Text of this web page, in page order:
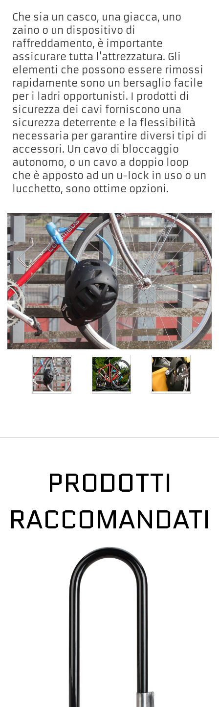
Che sia un casco, una giacca, uno
zaino o un dispositivo di
raffreddamento, è importante
assicurare tutta l'attrezzatura. Gli
elementi che possono essere rimossi
rapidamente sono un bersaglio facile
per i ladri opportunisti. I prodotti di
sicurezza dei cavi forniscono una
sicurezza deterrente e la flessibilità
necessaria per garantire diversi tipi di
accessori. Un cavo di bloccaggio
autonomo, o un cavo a doppio loop
che è apposto ad un u-lock in uso o un
lucchetto, sono ottime opzioni.
PRODOTTI
RACCOMANDATI